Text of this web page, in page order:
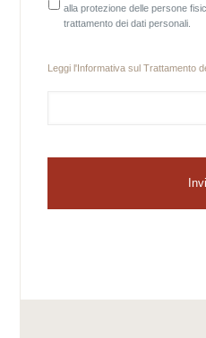
alla protezione delle persone
trattamento dei dati personali.
Leggi l'Informativa sul Trattamento